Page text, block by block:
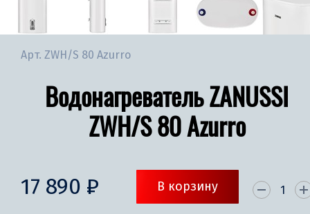
Арт. ZWH/S 80 Azurro
Водонагреватель ZANUSSI
ZWH/S 80 Azurro
17 890 ₽ В корзину